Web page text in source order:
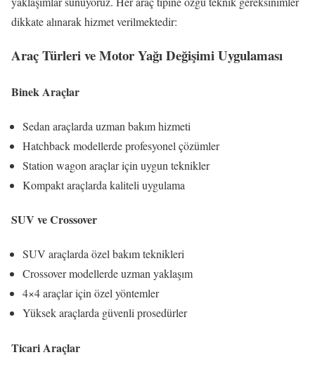
dikkate alınarak hizmet verilmektedir:
Araç Türleri ve Motor Yağı Değişimi Uygulaması
Binek Araçlar
Sedan araçlarda uzman bakım hizmeti
Hatchback modellerde profesyonel çözümler
Station wagon araçlar için uygun teknikler
Kompakt araçlarda kaliteli uygulama
SUV ve Crossover
SUV araçlarda özel bakım teknikleri
Crossover modellerde uzman yaklaşım
4×4 araçlar için özel yöntemler
Yüksek araçlarda güvenli prosedürler
Ticari Araçlar